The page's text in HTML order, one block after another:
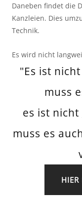
Daneben findet die
Kanzleien. Dies
Technik.
Es wird nicht
"Es ist
muss
es ist nicht
muss es
HIER